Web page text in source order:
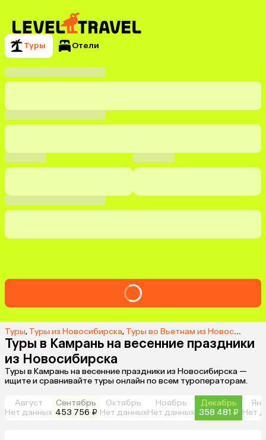
Туры Отели
Туры, Туры из Новосибирска, Туры во Вьетнам из Новосибирска
Туры в Камрань на весенние праздники
из Новосибирска
Туры в Камрань на весенние праздники из Новосибирска —
ищите и сравнивайте туры онлайн по всем туроператорам.
Август
Нет данных
Сентябрь
453 756 ₽
Октябрь
Нет данных
Ноябрь
Нет данных
Декабрь
358 481 ₽ Нет